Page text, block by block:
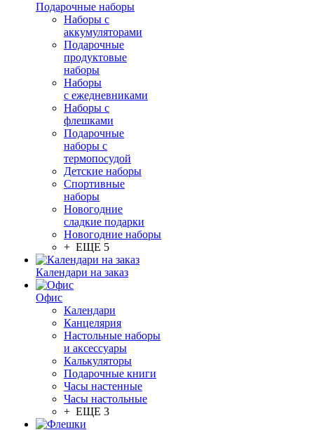
Подарочные наборы
Наборы с
аккумуляторами
Подарочные
продуктовые
наборы
Наборы
с ежедневниками
Наборы с
флешками
Подарочные
наборы с
термопосудой
Детские наборы
Спортивные
наборы
Новогодние
сладкие подарки
Новогодние наборы
+ ЕЩЕ 5
Календари на заказ
Офис
Календари
Канцелярия
Настольные наборы
и аксессуары
Калькуляторы
Подарочные книги
Часы настенные
Часы настольные
+ ЕЩЕ 3